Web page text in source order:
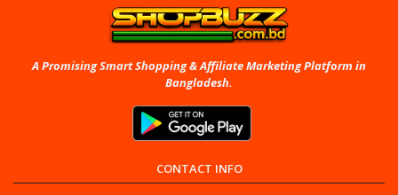
A Promising Smart Shopping & Affiliate Marketing Platform in
Bangladesh.
CONTACT INFO